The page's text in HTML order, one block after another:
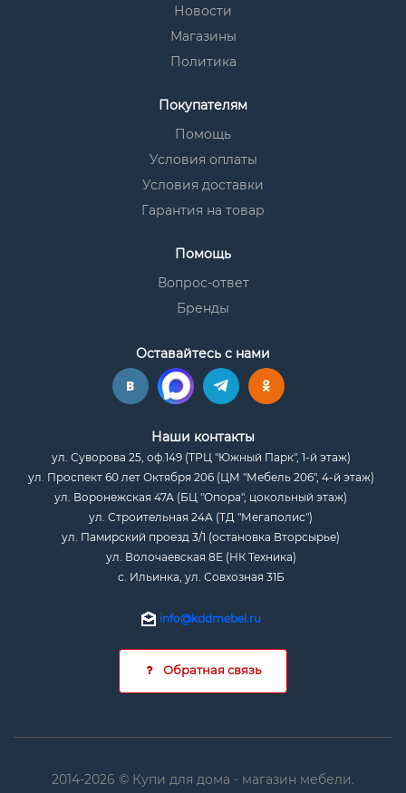
Новости
Магазины
Политика
Покупателям
Помощь
Условия оплаты
Условия доставки
Гарантия на товар
Помощь
Вопрос-ответ
Бренды
Оставайтесь с нами
Наши контакты
ул. Суворова 25, оф.149 (ТРЦ "Южный Парк", 1-й этаж)
ул. Проспект 60 лет Октября 206 (ЦМ "Мебель 206", 4-й этаж)
ул. Воронежская 47А (БЦ "Опора", цокольный этаж)
ул. Строительная 24А (ТД "Мегаполис")
ул. Памирский проезд 3/1 (остановка Вторсырье)
ул. Волочаевская 8Е (НК Техника)
с. Ильинка, ул. Совхозная 31Б
info@kddmebel.ru
Обратная связь
2014-2026 © Купи для дома - магазин мебели.